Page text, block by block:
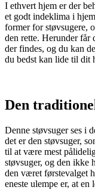
I ethvert hjem er der
et godt indeklima i
former for støvsugere,
den rette. Herunder får
der findes, og du kan
du bedst kan lide til dit
Den
Denne støvsuger ses i
det er den støvsuger,
til at være mest
støvsuger, og den ikke
den været førstevalget
eneste ulempe er, at